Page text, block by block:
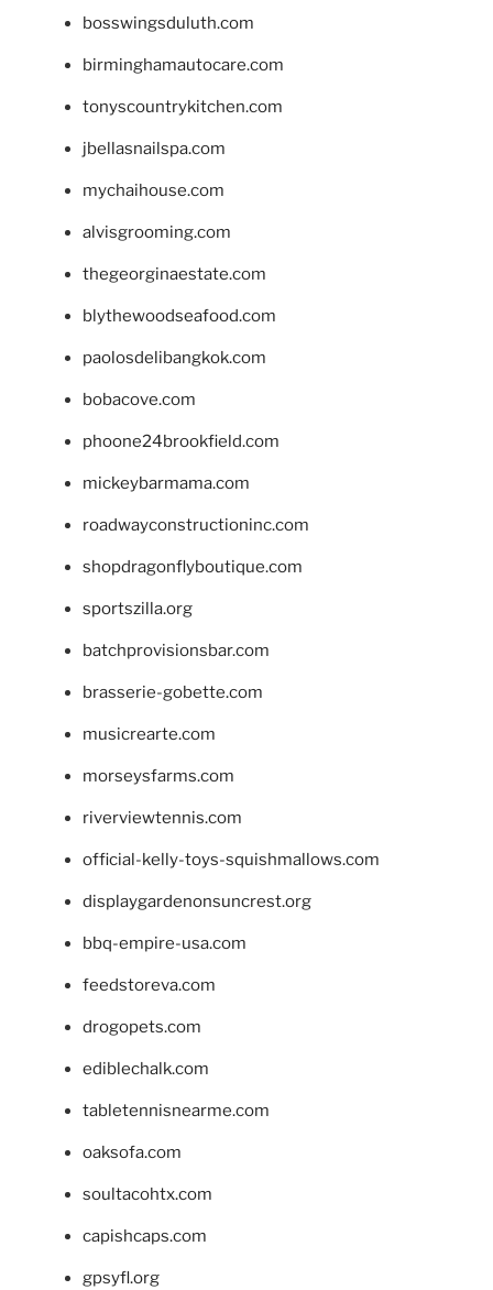
bosswingsduluth.com
birminghamautocare.com
tonyscountrykitchen.com
jbellasnailspa.com
mychaihouse.com
alvisgrooming.com
thegeorginaestate.com
blythewoodseafood.com
paolosdelibangkok.com
bobacove.com
phoone24brookfield.com
mickeybarmama.com
roadwayconstructioninc.com
shopdragonflyboutique.com
sportszilla.org
batchprovisionsbar.com
brasserie-gobette.com
musicrearte.com
morseysfarms.com
riverviewtennis.com
official-kelly-toys-squishmallows.com
displaygardenonsuncrest.org
bbq-empire-usa.com
feedstoreva.com
drogopets.com
ediblechalk.com
tabletennisnearme.com
oaksofa.com
soultacohtx.com
capishcaps.com
gpsyfl.org